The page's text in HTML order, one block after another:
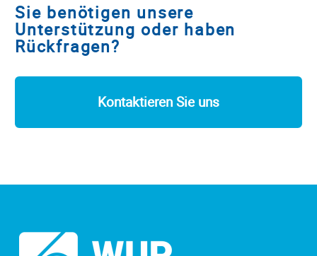
Sie benötigen unsere
Unterstützung oder haben
Rückfragen?
Kontaktieren Sie uns